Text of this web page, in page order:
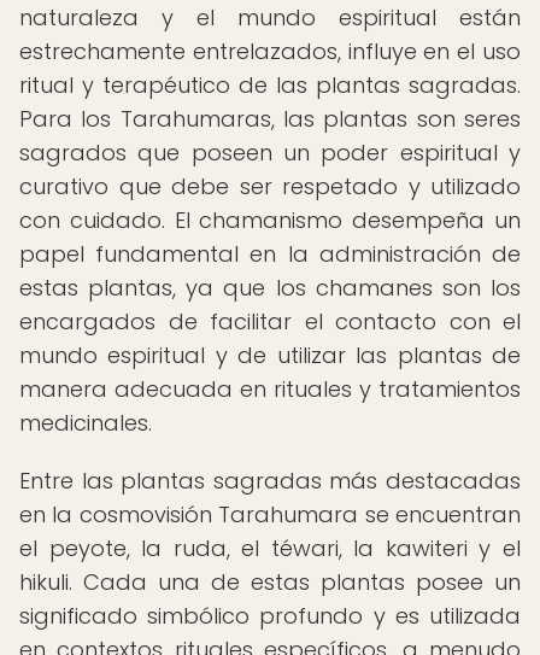
naturaleza y el mundo espiritual están
estrechamente entrelazados, influye en el uso
ritual y terapéutico de las plantas sagradas.
Para los Tarahumaras, las plantas son seres
sagrados que poseen un poder espiritual y
curativo que debe ser respetado y utilizado
con cuidado. El chamanismo desempeña un
papel fundamental en la administración de
estas plantas, ya que los chamanes son los
encargados de facilitar el contacto con el
mundo espiritual y de utilizar las plantas de
manera adecuada en rituales y tratamientos
medicinales.
Entre las plantas sagradas más destacadas
en la cosmovisión Tarahumara se encuentran
el peyote, la ruda, el téwari, la kawiteri y el
hikuli. Cada una de estas plantas posee un
significado simbólico profundo y es utilizada